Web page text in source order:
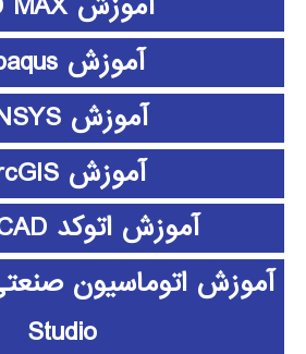
آموزش abaqus
آموزش ANSYS
آموزش ArcGIS
آموزش اتوکد AUTOCAD
Studio